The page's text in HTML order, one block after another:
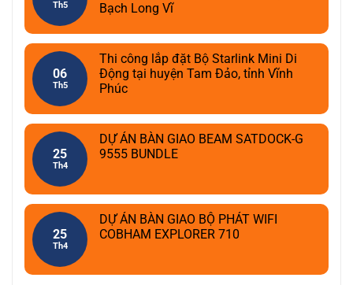
Th5
Bạch Long Vĩ
06
Th5
Thi công lắp đặt Bộ Starlink Mini Di
Động tại huyện Tam Đảo, tỉnh Vĩnh
Phúc
25
Th4
DỰ ÁN BÀN GIAO BEAM SATDOCK-G
9555 BUNDLE
25
Th4
DỰ ÁN BÀN GIAO BỘ PHÁT WIFI
COBHAM EXPLORER 710